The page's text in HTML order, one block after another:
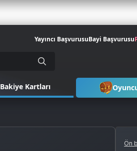
Yayıncı BaşvurusuBayi Başvurusu
Bakiye Kartları
Ön